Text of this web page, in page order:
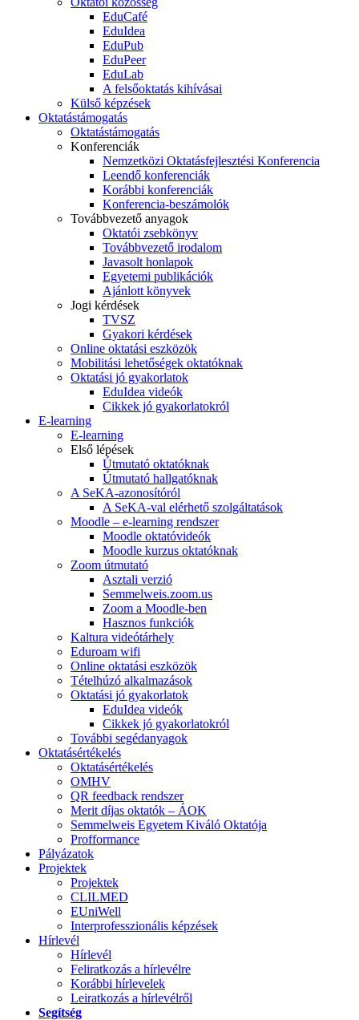
EduCafé
EduIdea
EduPub
EduPeer
EduLab
A felsőoktatás kihívásai
Külső képzések
Oktatástámogatás
Oktatástámogatás
Konferenciák
Nemzetközi Oktatásfejlesztési Konferencia
Leendő konferenciák
Korábbi konferenciák
Konferencia-beszámolók
Továbbvezető anyagok
Oktatói zsebkönyv
Továbbvezető irodalom
Javasolt honlapok
Egyetemi publikációk
Ajánlott könyvek
Jogi kérdések
TVSZ
Gyakori kérdések
Online oktatási eszközök
Mobilitási lehetőségek oktatóknak
Oktatási jó gyakorlatok
EduIdea videók
Cikkek jó gyakorlatokról
E-learning
E-learning
Első lépések
Útmutató oktatóknak
Útmutató hallgatóknak
A SeKA-azonosítóról
A SeKA-val elérhető szolgáltatások
Moodle – e-learning rendszer
Moodle oktatóvideók
Moodle kurzus oktatóknak
Zoom útmutató
Asztali verzió
Semmelweis.zoom.us
Zoom a Moodle-ben
Hasznos funkciók
Kaltura videótárhely
Eduroam wifi
Online oktatási eszközök
Tételhúzó alkalmazások
Oktatási jó gyakorlatok
EduIdea videók
Cikkek jó gyakorlatokról
További segédanyagok
Oktatásértékelés
Oktatásértékelés
OMHV
QR feedback rendszer
Merit díjas oktatók – ÁOK
Semmelweis Egyetem Kiváló Oktatója
Profformance
Pályázatok
Projektek
Projektek
CLILMED
EUniWell
Interprofesszionális képzések
Hírlevél
Hírlevél
Feliratkozás a hírlevélre
Korábbi hírlevelek
Leiratkozás a hírlevélről
Segítség